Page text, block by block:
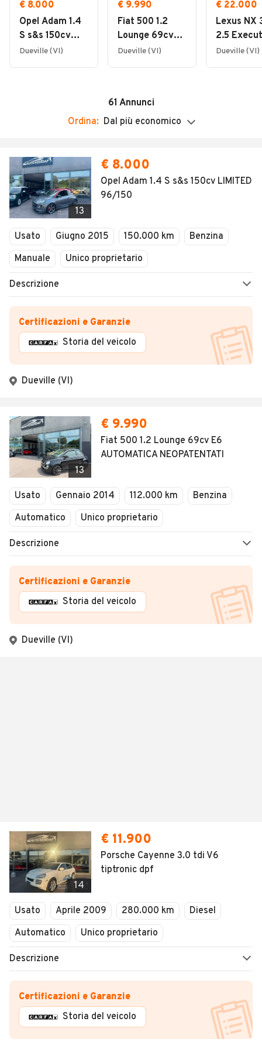
Chiuso
€ 8.000
Opel Adam 1.4
S s&s 150cv
LIMITED 96/150
Dueville (VI)
€ 9.990
Fiat 500 1.2
Lounge 69cv
E6
Dueville (VI)
€ 22.000
Lexus NX
2.5
4wd cvt
Dueville (VI)
61 Annunci
Ordina: Dal più economico
13
€ 8.000
Opel Adam 1.4 S s&s 150cv LIMITED
96/150
Usato Giugno 2015 150.000 km
Benzina
Manuale
Unico proprietario
Descrizione
Certificazioni e Garanzie
Storia del veicolo
Dueville (VI)
13
€ 9.990
Fiat 500 1.2 Lounge 69cv E6
AUTOMATICA NEOPATENTATI
Usato Gennaio 2014 112.000 km
Benzina
Automatico
Unico proprietario
Descrizione
Certificazioni e Garanzie
Storia del veicolo
Dueville (VI)
14
€ 11.900
Porsche Cayenne 3.0 tdi V6
tiptronic dpf
Usato Aprile 2009 280.000 km
Diesel
Automatico
Unico proprietario
Descrizione
Certificazioni e Garanzie
Storia del veicolo